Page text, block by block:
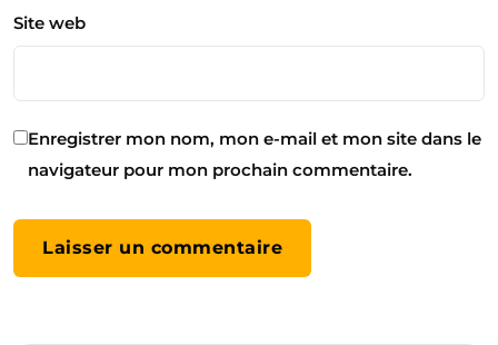
Site web
Enregistrer mon nom, mon e-mail et mon site dans le
navigateur pour mon prochain commentaire.